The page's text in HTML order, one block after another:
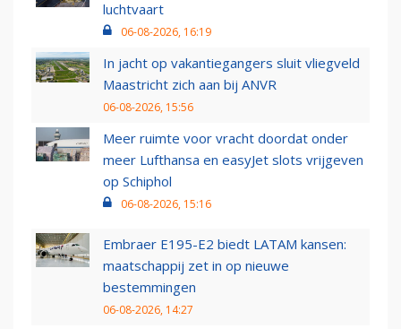
luchtvaart
06-08-2026, 16:19
In jacht op vakantiegangers sluit vliegveld
Maastricht zich aan bij ANVR
06-08-2026, 15:56
Meer ruimte voor vracht doordat onder
meer Lufthansa en easyJet slots vrijgeven
op Schiphol
06-08-2026, 15:16
Embraer E195-E2 biedt LATAM kansen:
maatschappij zet in op nieuwe
bestemmingen
06-08-2026, 14:27